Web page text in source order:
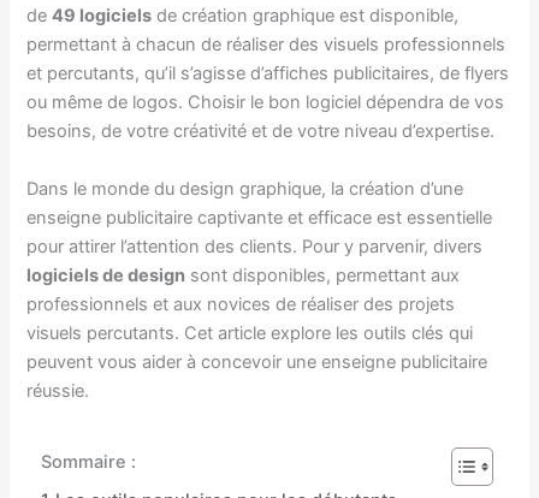
de49 logiciels de création graphique est disponible,
permettant à chacun de réaliser des visuels professionnels
et percutants, qu’il s’agisse d’affiches publicitaires, de flyers
ou même de logos. Choisir le bon logiciel dépendra de vos
besoins, de votre créativité et de votre niveau d’expertise.
Dans le monde du design graphique, la création d’une
enseigne publicitaire captivante et efficace est essentielle
pour attirer l’attention des clients. Pour y parvenir, divers
logiciels de design sont disponibles, permettant aux
professionnels et aux novices de réaliser des projets
visuels percutants. Cet article explore les outils clés qui
peuvent vous aider à concevoir une enseigne publicitaire
réussie.
Sommaire :